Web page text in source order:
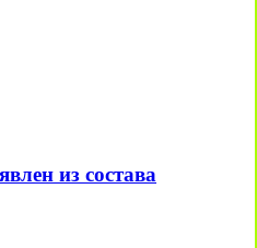
из состава